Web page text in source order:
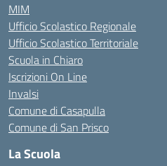
MIM
Ufficio Scolastico Regionale
Ufficio Scolastico Territoriale
Scuola in Chiaro
Iscrizioni On Line
Invalsi
Comune di Casapulla
Comune di San Prisco
La Scuola